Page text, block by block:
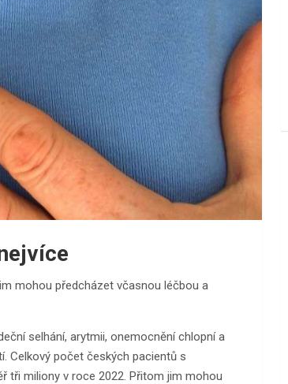
mohou předcházet včasnou léčbou a
selhání, arytmii, onemocnění chlopní a
Celkový počet českých pacientů s
tři miliony v roce 2022. Přitom jim mohou